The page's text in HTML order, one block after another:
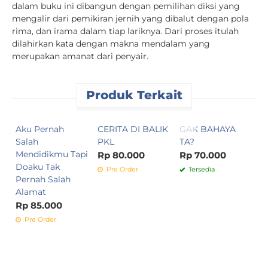
dalam buku ini dibangun dengan pemilihan diksi yang
mengalir dari pemikiran jernih yang dibalut dengan pola
rima, dan irama dalam tiap lariknya. Dari proses itulah
dilahirkan kata dengan makna mendalam yang
merupakan amanat dari penyair.
Produk Terkait
Aku Pernah
Salah
Mendidikmu Tapi
Doaku Tak
Pernah Salah
Alamat
Rp 85.000
Pre Order
CERITA DI BALIK
PKL
Rp 80.000
Pre Order
GAK BAHAYA
TA?
Rp 70.000
Tersedia